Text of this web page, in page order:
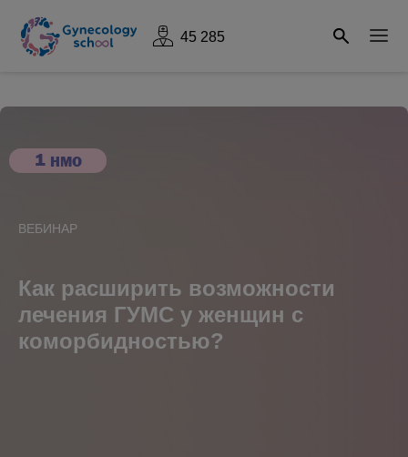
45 285
ВЕБИНАР
1 НМО
Как расширить возможности
лечения ГУМС у женщин с
коморбидностью?